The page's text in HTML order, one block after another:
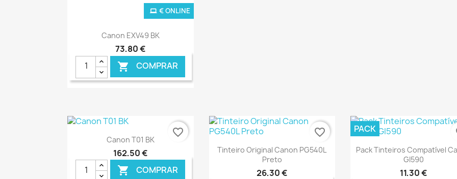
 Ver+
Canon EXV49 BK
73,80 €
 COMPRAR
€ ONLINE
Ver+
Canon T01 BK
162,50 €
 COMPRAR
favorite_border
Ver+
Tinteiro Original Canon PG540L
Preto
26,30 €
favorite_border
Ver+
Pack Tinteiros Compatível
GI590
11,30 €
PACK